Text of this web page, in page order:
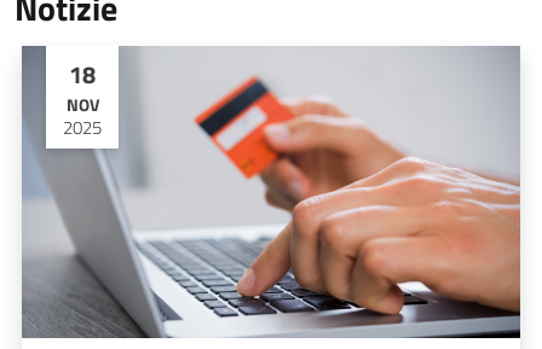
18
NOV
2025